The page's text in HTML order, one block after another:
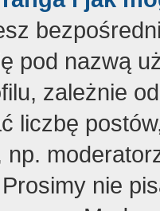
pod nazwą
zależnie
liczbę
np.
nie